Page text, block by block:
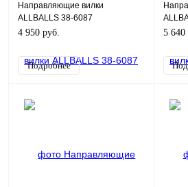
Направляющие вилки
ALLBALLS 38-6087
4 950 руб.
Подробнее
5 640